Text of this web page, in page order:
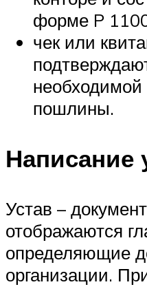
форме P
чек или
необходимой
пошлины.
Написание
Устав –
отображаются
определяющие
организации.